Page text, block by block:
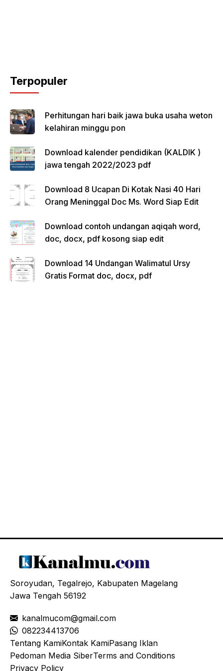
Terpopuler
Perhitungan hari baik jawa buka usaha weton
kelahiran minggu pon
Download kalender pendidikan (KALDIK )
jawa tengah 2022/2023 pdf
Download 8 Ucapan Di Kotak Nasi 40 Hari
Orang Meninggal Doc Ms. Word Siap Edit
Download contoh undangan aqiqah word,
doc, docx, pdf kosong siap edit
Download 14 Undangan Walimatul Ursy
Gratis Format doc, docx, pdf
Soroyudan, Tegalrejo, Kabupaten Magelang
Jawa Tengah 56192
kanalmucom@gmail.com
082234413706
Tentang KamiKontak KamiPasang Iklan
Pedoman Media SiberTerms and Conditions
Privacy Policy